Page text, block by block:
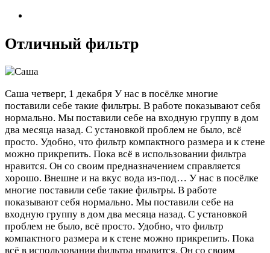
Отличный фильтр
Саша четверг, 1 декабря У нас в посёлке многие
поставили себе такие фильтры. В работе показывают себя
нормально. Мы поставили себе на входную группу в дом
два месяца назад. С установкой проблем не было, всё
просто. Удобно, что фильтр компактного размера и к стене
можно прикрепить. Пока всё в использовании фильтра
нравится. Он со своим предназначением справляется
хорошо. Внешне и на вкус вода из-под… У нас в посёлке
многие поставили себе такие фильтры. В работе
показывают себя нормально. Мы поставили себе на
входную группу в дом два месяца назад. С установкой
проблем не было, всё просто. Удобно, что фильтр
компактного размера и к стене можно прикрепить. Пока
всё в использовании фильтра нравится. Он со своим